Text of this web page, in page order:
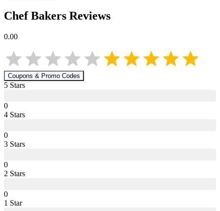
Chef Bakers Reviews
0.00
Coupons & Promo Codes
5 Stars
0
4 Stars
0
3 Stars
0
2 Stars
0
1 Star